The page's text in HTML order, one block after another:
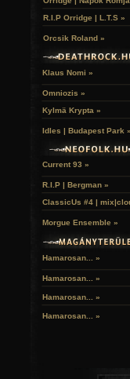
R.I.P Orridge | L.T.S »
Orcsik Roland »
Klaus Nomi »
Omniozis »
Kylmä Krypta »
Idles | Budapest Park »
Current 93 »
R.I.P | Bergman »
ClassicUs #4 |
Morgue Ensemble »
Hamarosan... »
Hamarosan... »
Hamarosan... »
Hamarosan... »